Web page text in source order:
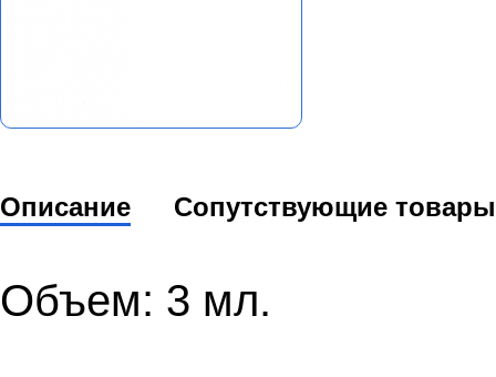
Описание Сопутствующие товары
Объем: 3 мл.